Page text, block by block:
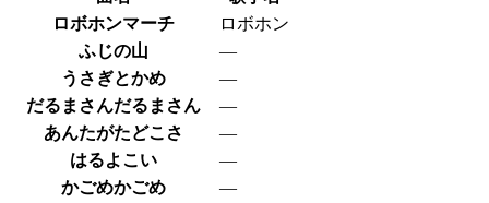
ロボホンマーチ
ロボホン
ふじの山
―
うさぎとかめ
―
だるまさんだるまさん
―
あんたがたどこさ
―
はるよこい
―
かごめかごめ
―